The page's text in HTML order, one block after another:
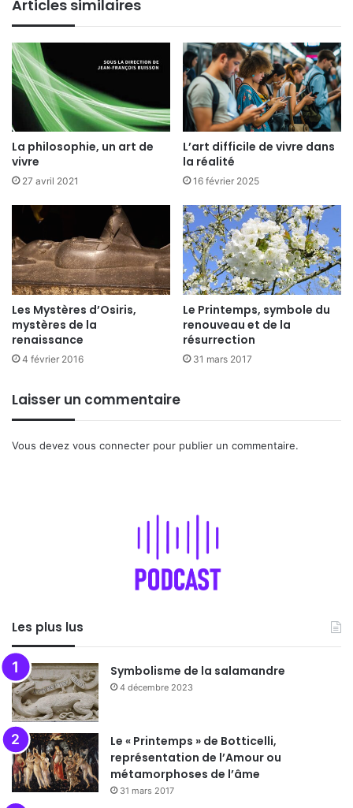
Articles similaires
La philosophie, un art de
vivre
27 avril 2021
L’art difficile de vivre dans
la réalité
16 février 2025
Les Mystères d’Osiris,
mystères de la
renaissance
4 février 2016
Le Printemps, symbole du
renouveau et de la
résurrection
31 mars 2017
Laisser un commentaire
Vous devez vous connecter pour publier un commentaire.
Les plus lus
Symbolisme de la salamandre
4 décembre 2023
Le « Printemps » de Botticelli,
représentation de l’Amour ou
métamorphoses de l’âme
31 mars 2017